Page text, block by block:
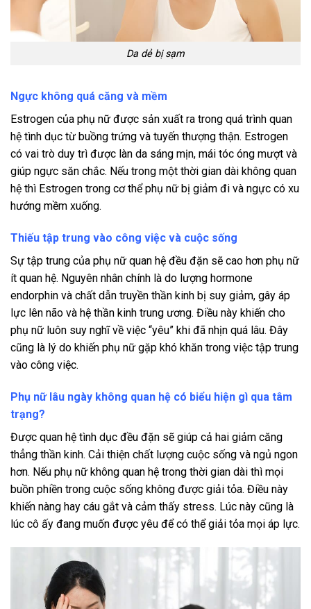
Da dẻ bị sạm
Ngực không quá căng và mềm
Estrogen của phụ nữ được sản xuất ra trong quá trình quan
hệ tình dục từ buồng trứng và tuyến thượng thận. Estrogen
có vai trò duy trì được làn da sáng mịn, mái tóc óng mượt và
giúp ngực săn chắc. Nếu trong một thời gian dài không quan
hệ thì Estrogen trong cơ thể phụ nữ bị giảm đi và ngực có xu
hướng mềm xuống.
Thiếu tập trung vào công việc và cuộc sống
Sự tập trung của phụ nữ quan hệ đều đặn sẽ cao hơn phụ nữ
ít quan hệ. Nguyên nhân chính là do lượng hormone
endorphin và chất dẫn truyền thần kinh bị suy giảm, gây áp
lực lên não và hệ thần kinh trung ương. Điều này khiến cho
phụ nữ luôn suy nghĩ về việc “yêu” khi đã nhịn quá lâu. Đây
cũng là lý do khiến phụ nữ gặp khó khăn trong việc tập trung
vào công việc.
Phụ nữ lâu ngày không quan hệ có biểu hiện gì qua tâm
trạng?
Được quan hệ tình dục đều đặn sẽ giúp cả hai giảm căng
thẳng thần kinh. Cải thiện chất lượng cuộc sống và ngủ ngon
hơn. Nếu phụ nữ không quan hệ trong thời gian dài thì mọi
buồn phiền trong cuộc sống không được giải tỏa. Điều này
khiến nàng hay cáu gắt và cảm thấy stress. Lúc này cũng là
lúc cô ấy đang muốn được yêu để có thể giải tỏa mọi áp lực.